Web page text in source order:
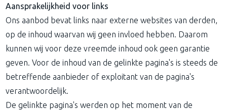
Aansprakelijkheid voor links
Ons aanbod bevat links naar externe websites van derden,
op de inhoud waarvan wij geen invloed hebben. Daarom
kunnen wij voor deze vreemde inhoud ook geen garantie
geven. Voor de inhoud van de gelinkte pagina's is steeds de
betreffende aanbieder of exploitant van de pagina's
verantwoordelijk.
De gelinkte pagina's werden op het moment van de